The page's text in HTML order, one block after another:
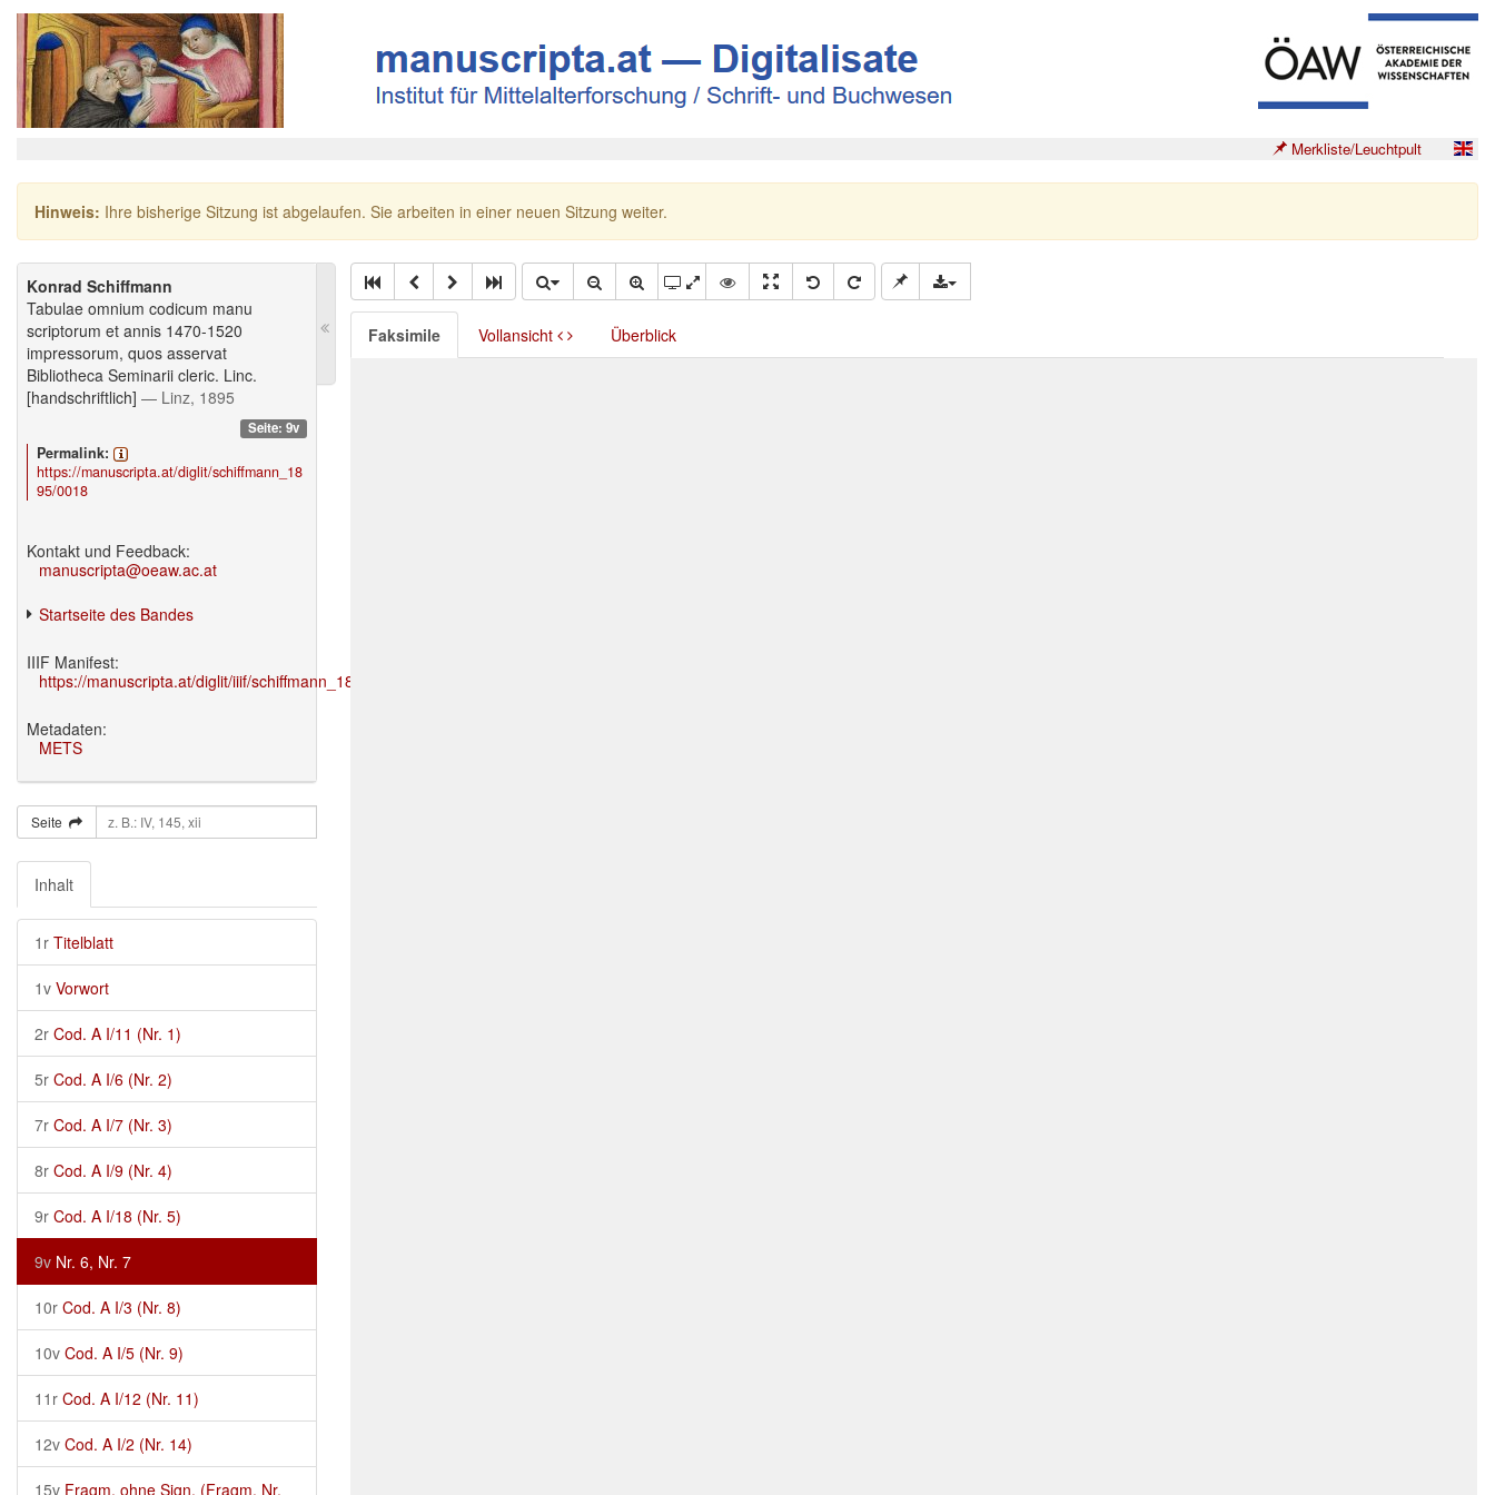
Merkliste/Leuchtpult
Hinweis: Ihre bisherige Sitzung ist abgelaufen. Sie arbeiten in einer neuen Sitzung weiter.
Konrad Schiffmann
Tabulae omnium codicum manu
scriptorum et annis 1470-1520
impressorum, quos asservat
Bibliotheca Seminarii cleric. Linc.
[handschriftlich] — Linz, 1895
Seite: 9v
Permalink:
https://manuscripta.at/diglit/schiffmann_18
95/0018
Kontakt und Feedback:
manuscripta@oeaw.ac.at
Startseite des Bandes
IIIF Manifest:
https://manuscripta.at/diglit/iiif/schiffmann_1895/manifest.json
Metadaten:
METS
Seite
Inhalt
1r Titelblatt
1v Vorwort
2r Cod. A I/11 (Nr. 1)
5r Cod. A I/6 (Nr. 2)
7r Cod. A I/7 (Nr. 3)
8r Cod. A I/9 (Nr. 4)
9r Cod. A I/18 (Nr. 5)
9v Nr. 6, Nr. 7
10r Cod. A I/3 (Nr. 8)
10v Cod. A I/5 (Nr. 9)
11r Cod. A I/12 (Nr. 11)
12v Cod. A I/2 (Nr. 14)
15v Fragm. ohne Sign. (Fragm. Nr.
Faksimile Vollansicht Überblick